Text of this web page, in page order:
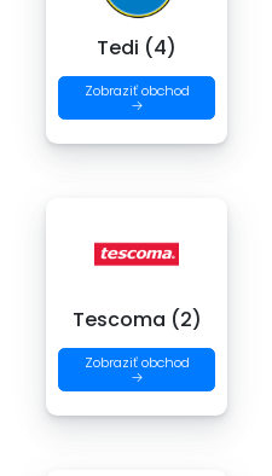
Tedi (4)
Zobraziť obchod
→
Tescoma (2)
Zobraziť obchod
→